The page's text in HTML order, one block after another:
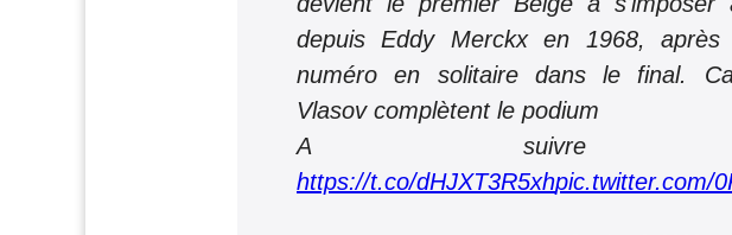
depuis Eddy Merckx en 1968,
numéro en solitaire dans le final.
Vlasov complètent le podium
A suivre
https://t.co/dHJXT3R5xhpic.twitter.com/